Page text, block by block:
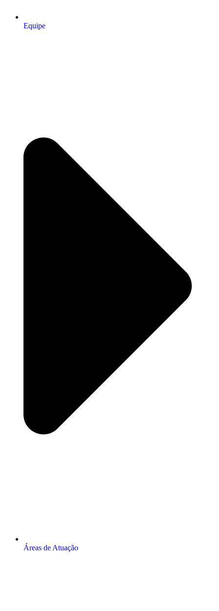
Equipe
Áreas de Atuação